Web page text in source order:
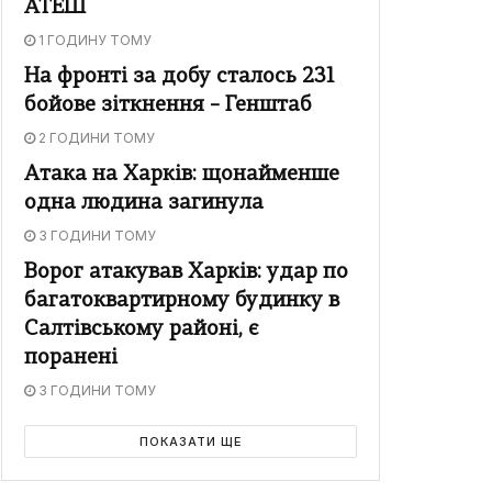
АТЕШ
1 ГОДИНУ ТОМУ
На фронті за добу сталось 231
бойове зіткнення – Генштаб
2 ГОДИНИ ТОМУ
Атака на Харків: щонайменше
одна людина загинула
3 ГОДИНИ ТОМУ
Ворог атакував Харків: удар по
багатоквартирному будинку в
Салтівському районі, є
поранені
3 ГОДИНИ ТОМУ
ПОКАЗАТИ ЩЕ